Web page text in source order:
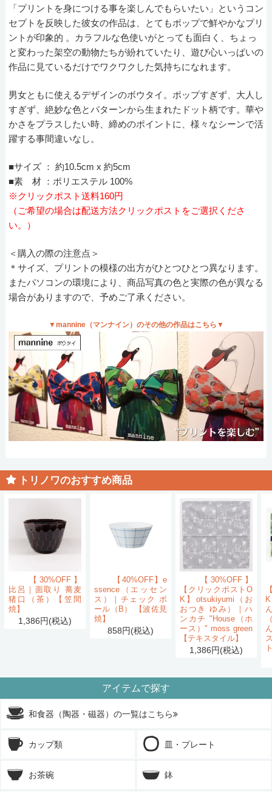
「プリントを身につける事を楽しんでもらいたい」というコン
セプトを反映した彼女の作品は、とてもポップで鮮やかなプリ
ントが印象的 。カラフルな色使いがとっても面白く、ちょっ
と変わった架空の動物たちが紛れていたり、遊び心いっぱいの
作品に見ているだけでワクワクした気持ちになれます。
男女ともに使えるデザインのボウタイ。ポップすぎず、大人し
すぎず、絶妙な色とパターンから生まれたドット柄です。華や
かさをプラスしたい時、締めのポイントに、様々なシーンで活
躍する事間違いなし。
■サイズ ： 約10.5cm x 約5cm
■素 材 ：ポリエステル 100%
※クリックポスト送料160円
（ご希望の場合は配送方法クリックポストをご選択くださ
い。）
＜購入の際の注意点＞
＊サイズ、プリントの模様の出方がひとつひとつ異なります。
またパソコンの環境により、商品写真の色と実際の色が異なる
場合がありますので、予めご了承ください。
▼mannine（マンナイン）のその他の作品はこちら▼
トリノワのおすすめ商品
【30%OFF】
比呂｜面取り 蕎麦
猪口（茶）【笠間
焼】
1,386円(税込)
【40%OFF】e
ssence（エッセン
ス）｜チェック ボ
ール（B） 【波佐見
焼】
858円(税込)
【30%OFF】
【クリックポストO
K】otsukiyumi（お
おつき ゆみ）｜ハ
ンカチ "House（ホ
ース）" moss green
【テキスタイル】
1,386円(税込)
アイテムで探す
和食器（陶器・磁器）の一覧はこちら
カップ類 皿・プレート
お茶碗 鉢